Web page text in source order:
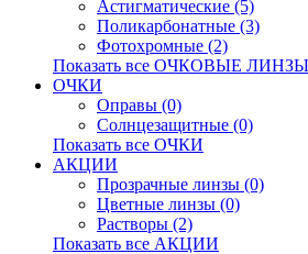
Астигматические (5)
Поликарбонатные (3)
Фотохромные (2)
Показать все ОЧКОВЫЕ ЛИНЗЫ
ОЧКИ
Оправы (0)
Солнцезащитные (0)
Показать все ОЧКИ
АКЦИИ
Прозрачные линзы (0)
Цветные линзы (0)
Растворы (2)
Показать все АКЦИИ